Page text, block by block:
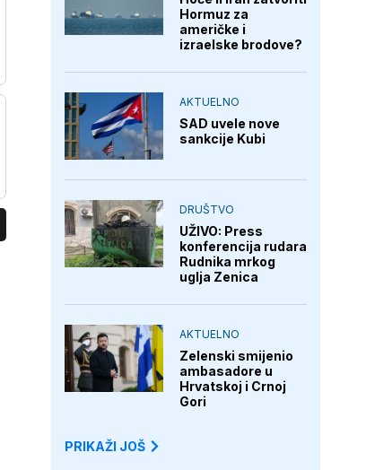
Hormuz za
američke i
izraelske brodove?
AKTUELNO
SAD uvele nove
sankcije Kubi
DRUŠTVO
UŽIVO: Press
konferencija rudara
Rudnika mrkog
uglja Zenica
AKTUELNO
Zelenski smijenio
ambasadore u
Hrvatskoj i Crnoj
Gori
PRIKAŽI JOŠ